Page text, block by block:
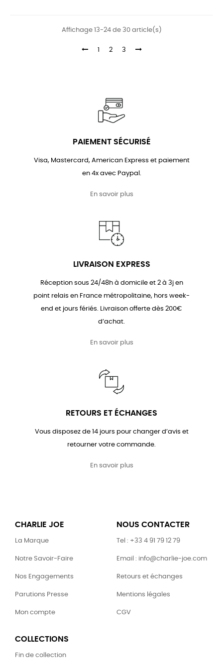
Affichage 13-24 de 30 article(s)
1 2 3
PAIEMENT SÉCURISÉ
Visa, Mastercard, American Express et paiement
en 4x avec Paypal.
En savoir plus
LIVRAISON EXPRESS
Réception sous 24/48h à domicile et 2 à 3j en
point relais en France métropolitaine, hors week-
end et jours fériés. Livraison offerte dès 200€
d’achat.
En savoir plus
RETOURS ET ÉCHANGES
Vous disposez de 14 jours pour changer d’avis et
retourner votre commande.
En savoir plus
CHARLIE JOE
La Marque
Notre Savoir-Faire
Nos Engagements
Parutions Presse
Mon compte
NOUS CONTACTER
Tel : +33 4 91 79 12 79
Email : info@charlie-joe.com
Retours et échanges
Mentions légales
CGV
COLLECTIONS
Fin de collection